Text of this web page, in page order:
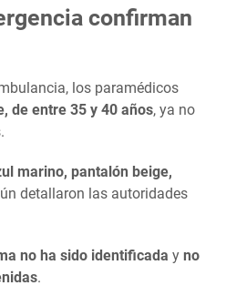
confirman
los paramédicos
de entre 35 y 40 años, ya no
marino, pantalón beige,
detallaron las autoridades
no ha sido identificada y no
.